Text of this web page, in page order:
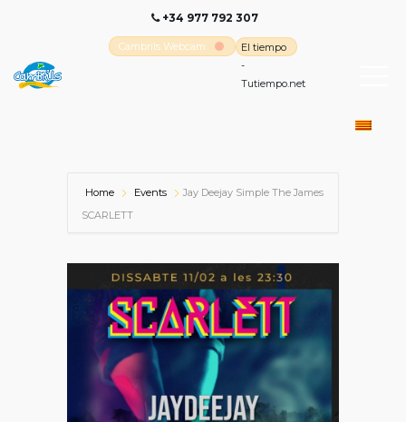
+34 977 792 307
Cambrils Webcam
El tiempo
-
Tutiempo.net
Home Events
Jay Deejay Simple The James
SCARLETT